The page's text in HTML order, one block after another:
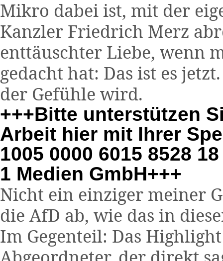
Mikro dabei ist, mit der
Kanzler Friedrich Merz
enttäuschter Liebe, wenn
gedacht hat: Das ist es
der Gefühle wird.
+++Bitte unterstützen
Arbeit hier mit Ihrer
1005 0000 6015 8528
1 Medien GmbH+++
Nicht ein einziger meiner
die AfD ab, wie das in
Im Gegenteil: Das